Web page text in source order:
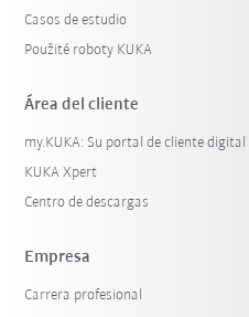
Casos de estudio
Použité roboty KUKA
Área del cliente
my.KUKA: Su portal de cliente digital
KUKA Xpert
Centro de descargas
Empresa
Carrera profesional